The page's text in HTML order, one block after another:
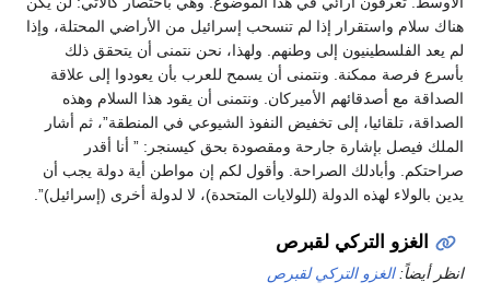
هناك سلام واستقرار إذا لم تنسحب إسرائيل من الأراضي المحتلة، وإذا
لم يعد الفلسطينيون إلى وطنهم. ولهذا، نحن نتمنى أن يتحقق ذلك
بأسرع فرصة ممكنة. ونتمنى أن يسمح للعرب بأن يعودوا إلى علاقة
الصداقة مع أصدقائهم الأميركان. ونتمنى أن يقود هذا السلام وهذه
الصداقة، تلقائيا، إلى تخفيض النفوذ الشيوعي في المنطقة”، ثم أشار
الملك فيصل بإشارة جارحة ومقصودة بحق كيسنجر: ” أنا أقدر
صراحتكم. وأبادلك الصراحة. وأقول لكم إن مواطن أية دولة يجب أن
يدين بالولاء لهذه الدولة (للولايات المتحدة)، لا لدولة أخرى (إسرائيل)”.
الغزو التركي لقبرص
انظر أيضاً:الغزو التركي لقبرص